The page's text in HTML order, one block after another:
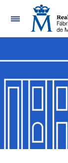
Erakutsi/
Erakutsi/
Erakutsi/